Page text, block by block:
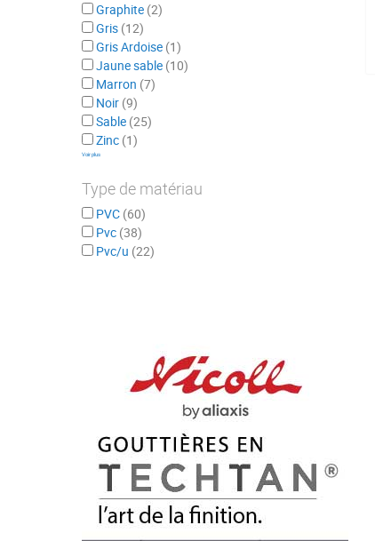
Graphite 2
Gris 12
Gris Ardoise 1
Jaune sable 10
Marron 7
Noir 9
Sable 25
Zinc 1
Voir plus
Type de matériau
PVC 60
Pvc 38
Pvc/u 22